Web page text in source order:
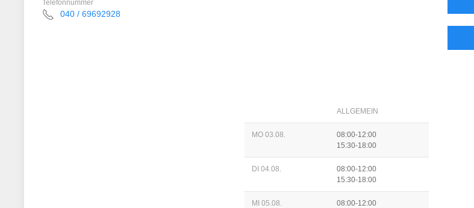
Telefonnummer
040 / 69692928
ALLGEMEIN
MO 03.08.
08:00-12:00
15:30-18:00
DI 04.08.
08:00-12:00
15:30-18:00
MI 05.08. 08:00-12:00